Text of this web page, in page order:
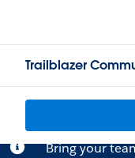
Trailblazer
Bring your